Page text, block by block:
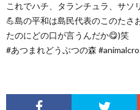
これでハチ、タランチュラ、サソ
💪島の平和は島民代表のこのたさ
たのにどの口が言うんだか😋)笑
#あつまれどうぶつの森